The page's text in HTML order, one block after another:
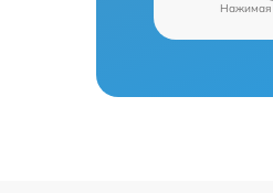
Нажимая